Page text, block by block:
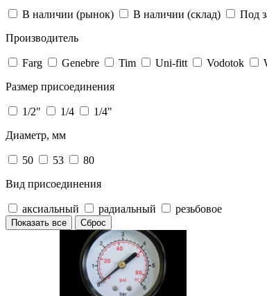
В наличии (рынок) В наличии (склад)
Под
Производитель
Farg Genebre Tim Uni-fitt Vodotok
Размер присоединения
1/2" 1/4
1/4"
Диаметр, мм
50 53
80
Вид присоединения
аксиальный радиальный резьбовое
Показать все Сброс